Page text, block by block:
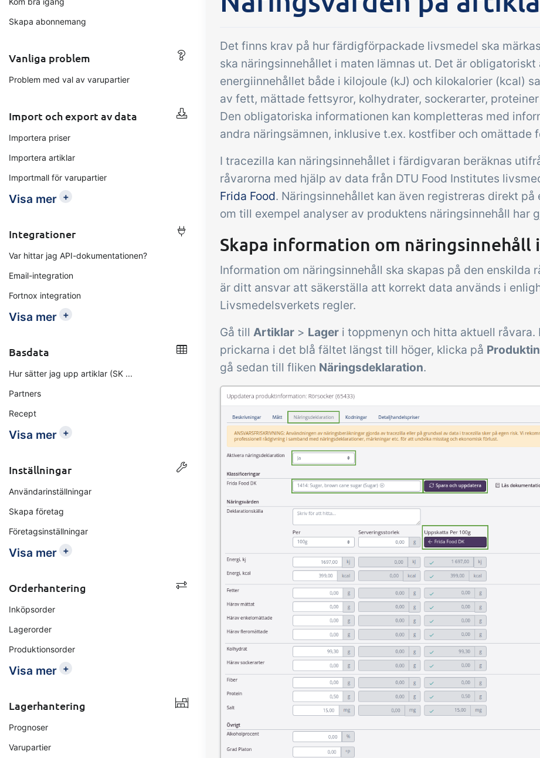
B2B Commerce
som en säljarportal,
Tillägg
Uppgifter &
Få mottagningskontroll,
temperaturkontroller och
kritiska kontrollpunkter
integrerade i din
orderhantering – helt digitalt
Skapa din egen
av dokument och
sidvisningar,
rapporter och
dashboard!
Skapa abonnemang
Vanliga problem
Problem med val av varupartier
Import och export av data
Importera priser
Importera artiklar
Importmall för varupartier
Visa mer +
Integrationer
Var hittar jag API-dokumentationen?
Email-integration
Fortnox integration
Visa mer +
Basdata
Hur sätter jag upp artiklar (SK ...
Partners
Recept
Visa mer +
Inställningar
Användarinställningar
Skapa företag
Företagsinställningar
Visa mer +
Orderhantering
Inköpsorder
Lagerorder
Produktionsorder
Visa mer +
Lagerhantering
Prognoser
Varupartier
Det finns krav på hur färdigförpackade livsmedel ska
ska näringsinnehållet i maten lämnas ut. Det är obligatoriskt
energiinnehållet både i kilojoule (kJ) och kilokalorier (kcal)
av fett, mättade fettsyror, kolhydrater, sockerarter,
Den obligatoriska informationen kan kompletteras med
andra näringsämnen, inklusive t.ex. kostfiber och omättade
I tracezilla kan näringsinnehållet i färdigvaran beräknas
råvarorna med hjälp av data från DTU Food Institutes
Frida Food. Näringsinnehållet kan även registreras direkt på
om till exempel analyser av produktens näringsinnehåll har
Skapa information om näringsinnehåll
Information om näringsinnehåll ska skapas på den enskilda
är ditt ansvar att säkerställa att korrekt data används i
Livsmedelsverkets regler.
Gå till Artiklar > Lager i toppmenyn och hitta aktuell råvara.
prickarna i det blå fältet längst till höger, klicka på
gå sedan till fliken Näringsdeklaration.